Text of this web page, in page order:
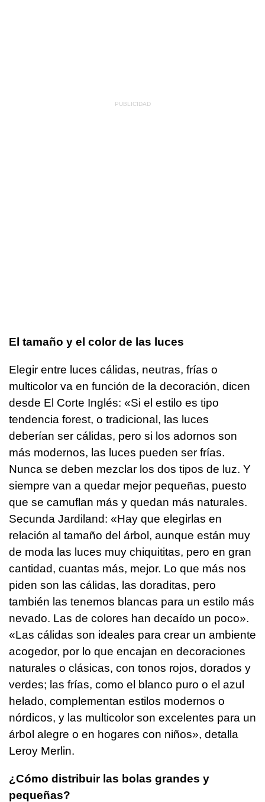
El tamaño y el color de las luces
Elegir entre luces cálidas, neutras, frías o
multicolor va en función de la decoración, dicen
desde El Corte Inglés: «Si el estilo es tipo
tendencia forest, o tradicional, las luces
deberían ser cálidas, pero si los adornos son
más modernos, las luces pueden ser frías.
Nunca se deben mezclar los dos tipos de luz. Y
siempre van a quedar mejor pequeñas, puesto
que se camuflan más y quedan más naturales.
Secunda Jardiland: «Hay que elegirlas en
relación al tamaño del árbol, aunque están muy
de moda las luces muy chiquititas, pero en gran
cantidad, cuantas más, mejor. Lo que más nos
piden son las cálidas, las doraditas, pero
también las tenemos blancas para un estilo más
nevado. Las de colores han decaído un poco».
«Las cálidas son ideales para crear un ambiente
acogedor, por lo que encajan en decoraciones
naturales o clásicas, con tonos rojos, dorados y
verdes; las frías, como el blanco puro o el azul
helado, complementan estilos modernos o
nórdicos, y las multicolor son excelentes para un
árbol alegre o en hogares con niños», detalla
Leroy Merlin.
¿Cómo distribuir las bolas grandes y
pequeñas?